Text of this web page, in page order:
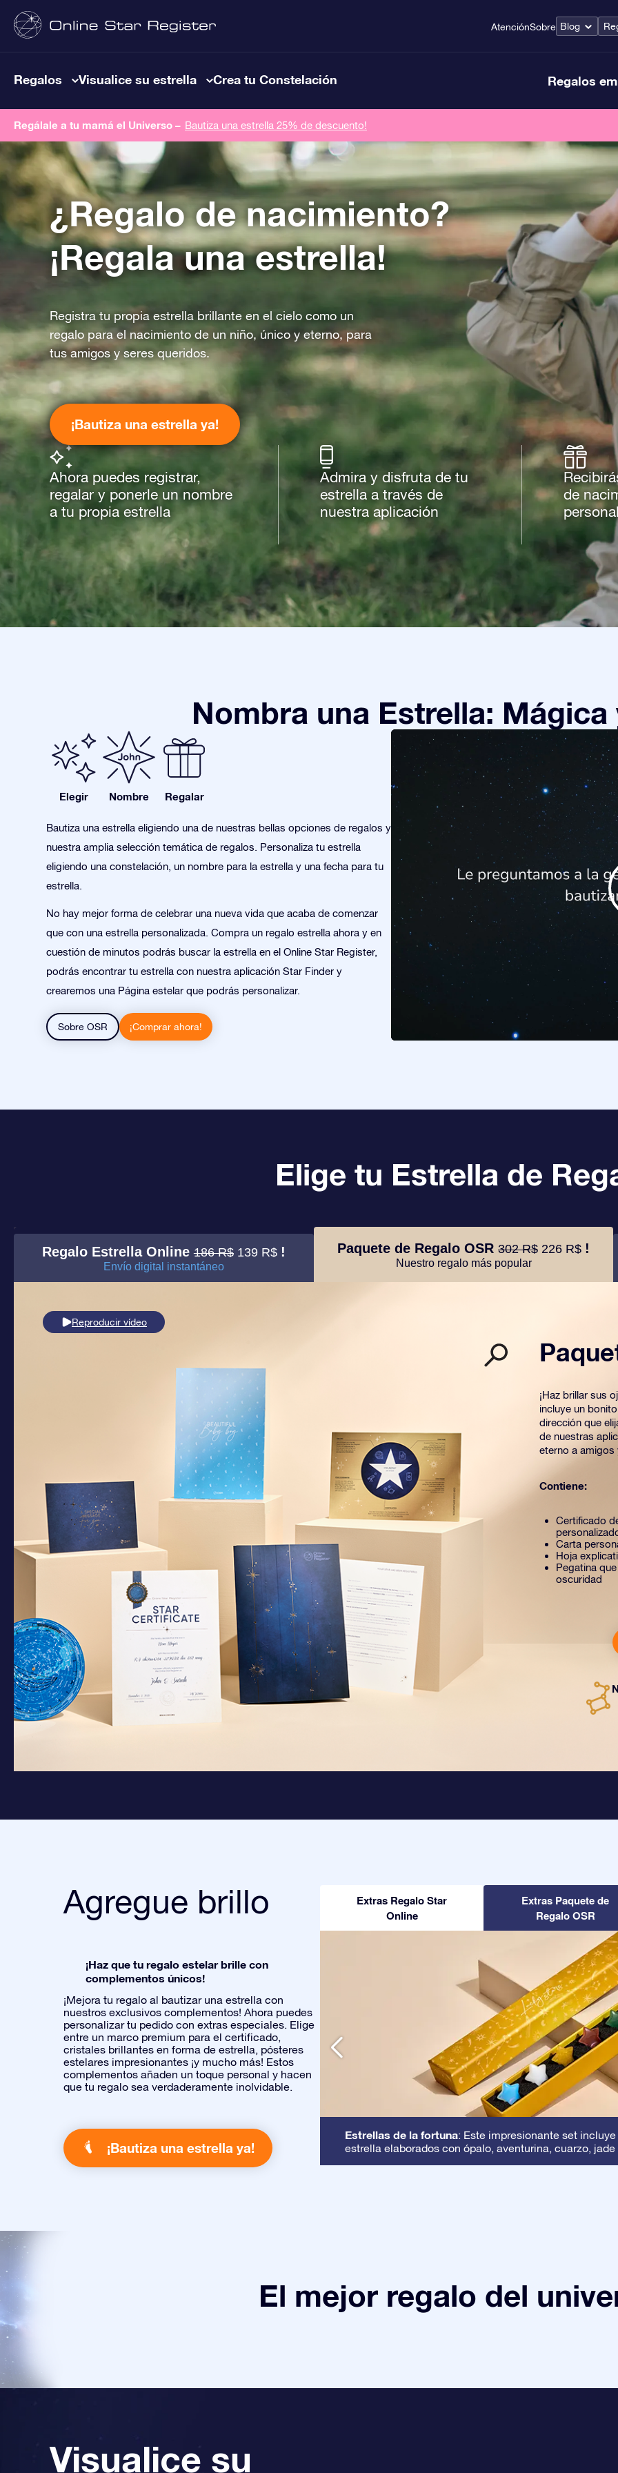
AtenciónSobre Blog
Regalos Visualice su estrella Crea tu Constelación Regalos
Regálale a tu mamá el Universo – Bautiza una estrella 25% de descuento!
¿Regalo de nacimiento?
¡Regala una estrella!
Registra tu propia estrella brillante en el cielo como un
regalo para el nacimiento de un niño, único y eterno, para
tus amigos y seres queridos.
¡Bautiza una estrella ya!
Ahora puedes registrar,
regalar y ponerle un nombre
a tu propia estrella
Admira y disfruta de tu
estrella a través de
nuestra aplicación
de
Nombra una Estrella: Mágica
Elegir Nombre Regalar
Bautiza una estrella eligiendo una de nuestras bellas opciones de regalos y
nuestra amplia selección temática de regalos. Personaliza tu estrella
eligiendo una constelación, un nombre para la estrella y una fecha para tu
estrella.
No hay mejor forma de celebrar una nueva vida que acaba de comenzar
que con una estrella personalizada. Compra un regalo estrella ahora y en
cuestión de minutos podrás buscar la estrella en el Online Star Register,
podrás encontrar tu estrella con nuestra aplicación Star Finder y
crearemos una Página estelar que podrás personalizar.
Sobre OSR ¡Comprar ahora!
Elige tu Estrella de
Regalo Estrella Online186 R$ 139 R$ !
Envío digital instantáneo
Paquete de Regalo OSR 302 R$ 226 R$ !
Nuestro regalo más popular
Reproducir vídeo
¡Haz brillar sus
incluye un
dirección que
de nuestras
eterno a
Contiene:
Certificado
Carta
Hoja
Pegatina
oscuridad
Agregue brillo
¡Haz que tu regalo estelar brille con
complementos únicos!
¡Mejora tu regalo al bautizar una estrella con
nuestros exclusivos complementos! Ahora puedes
personalizar tu pedido con extras especiales. Elige
entre un marco premium para el certificado,
cristales brillantes en forma de estrella, pósteres
estelares impresionantes ¡y mucho más! Estos
complementos añaden un toque personal y hacen
que tu regalo sea verdaderamente inolvidable.
¡Bautiza una estrella ya!
Extras Regalo Star
Online
Extras Paquete de
Regalo OSR
Estrellas de la fortuna: Este impresionante set
estrella elaborados con ópalo, aventurina, cuarzo,
El mejor regalo del
Visualice su